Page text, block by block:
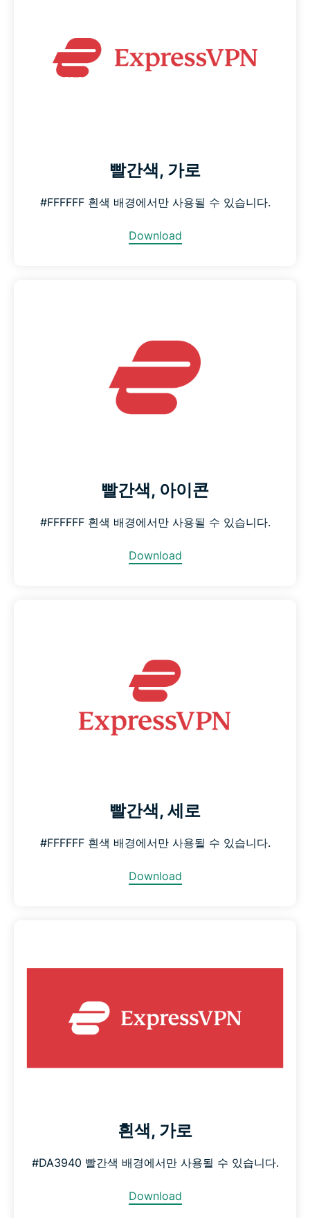
빨간색, 가로
#FFFFFF 흰색 배경에서만 사용될 수 있습니다.
Download
빨간색, 아이콘
#FFFFFF 흰색 배경에서만 사용될 수 있습니다.
Download
빨간색, 세로
#FFFFFF 흰색 배경에서만 사용될 수 있습니다.
Download
흰색, 가로
#DA3940 빨간색 배경에서만 사용될 수 있습니다.
Download